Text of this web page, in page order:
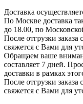
Доставка
По Москве доставка
до 18.00, по
После отгрузки заказа
свяжется с Вами для
Обращаем ваше
составляет 7 дней.
доставки в рамках
После отгрузки заказа
свяжется с Вами для